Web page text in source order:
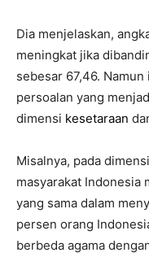
Dia menjelaskan,
meningkat jika
sebesar 67,46.
persoalan yang
dimensi kesetaraan
Misalnya, pada
masyarakat Indonesia
yang sama dalam
persen orang
berbeda agama